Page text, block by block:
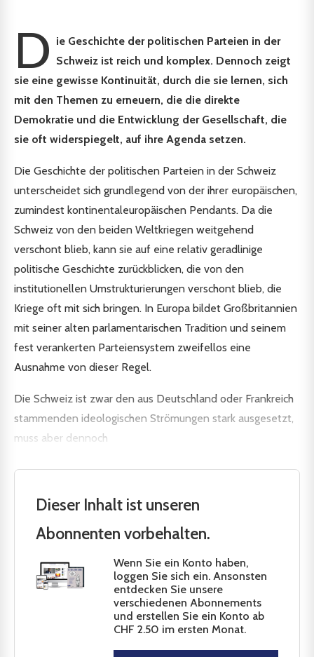
D ie Geschichte der politischen Parteien in der
Schweiz ist reich und komplex. Dennoch zeigt
sie eine gewisse Kontinuität, durch die sie lernen, sich
mit den Themen zu erneuern, die die direkte
Demokratie und die Entwicklung der Gesellschaft, die
sie oft widerspiegelt, auf ihre Agenda setzen.
Die Geschichte der politischen Parteien in der Schweiz
unterscheidet sich grundlegend von der ihrer europäischen,
zumindest kontinentaleuropäischen Pendants. Da die
Schweiz von den beiden Weltkriegen weitgehend
verschont blieb, kann sie auf eine relativ geradlinige
politische Geschichte zurückblicken, die von den
institutionellen Umstrukturierungen verschont blieb, die
Kriege oft mit sich bringen. In Europa bildet Großbritannien
mit seiner alten parlamentarischen Tradition und seinem
fest verankerten Parteiensystem zweifellos eine
Ausnahme von dieser Regel.
Die Schweiz ist zwar den aus Deutschland oder Frankreich
stammenden ideologischen Strömungen stark ausgesetzt,
muss aber dennoch
Dieser Inhalt ist unseren
Abonnenten vorbehalten.
Wenn Sie ein Konto haben,
loggen Sie sich ein. Ansonsten
entdecken Sie unsere
verschiedenen Abonnements
und erstellen Sie ein Konto ab
CHF 2.50 im ersten Monat.